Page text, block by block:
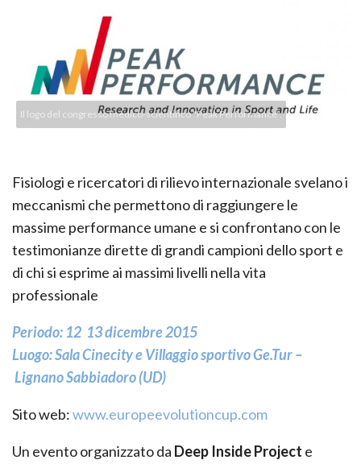
Il logo del congresso medico-scientifico "Peak Performance".
Fisiologi e ricercatori di rilievo internazionale svelano i
meccanismi che permettono di raggiungere le
massime performance umane e si confrontano con le
testimonianze dirette di grandi campioni dello sport e
di chi si esprime ai massimi livelli nella vita
professionale
Periodo: 1​2 ­ 13 dicembre 2015
Luogo:​ Sala Cinecity e Villaggio sportivo Ge.Tur –
Lignano Sabbiadoro (UD)
Sito web: ​w​ww.europeevolutioncup.com
Un evento organizzato da Deep Inside Project e